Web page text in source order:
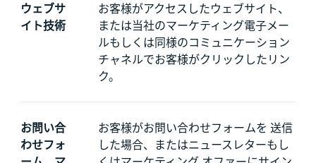
ウェブサ
イト技術
お客様がアクセスしたウェブサイト、
または当社のマーケティング電子メー
ルもしくは同様のコミュニケーション
チャネルでお客様がクリックしたリン
ク。
お問い合
わせフォ
お客様がお問い合わせフォームを 送信
した場合、またはニュースレターもし